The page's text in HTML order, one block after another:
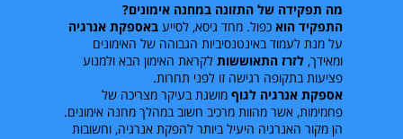
מה תפקידה של התזונה במחנה אימונים?
התפקיד הוא כפול. מחד גיסא, לסייעבאספקת אנרגיה
על מנת לעמוד באינטנסיביות הגבוהה של האימונים
ומאידך,לזרז התאוששות לקראת האימון הבא ולמנוע
פציעות בתקופה רגישה זו לפני תחרות.
אספקת אנרגיה לגוףמושגת בעיקר מצריכה של
פחמימות, אשר מהוות מרכיב חשוב במהלך מחנה אימונים.
הן מקור האנרגיה היעיל ביותר להפקת אנרגיה, וחשובות